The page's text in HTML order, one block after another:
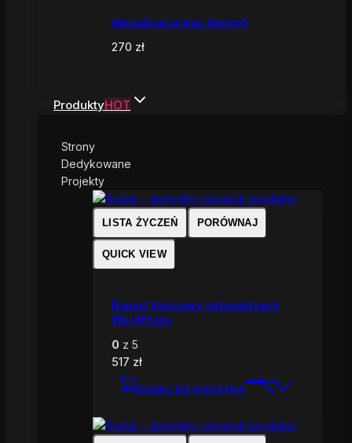
Aktualizacja baz danych
270 zł
ProduktyHOT
Strony
Dedykowane
Projekty
LISTA ŻYCZEŃ PORÓWNAJ
QUICK VIEW
Raport końcowy optymalizacji
WordPress
0 z 5
517 zł
DODAJ DO KOSZYKA